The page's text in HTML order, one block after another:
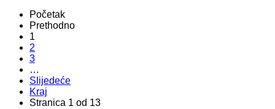
Početak
Prethodno
1
2
3
…
Slijedeće
Kraj
Stranica 1 od 13